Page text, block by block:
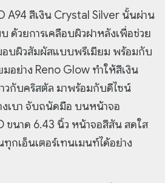
A94 สีเงิน Crystal Silver นั้นผ่าน
ด้วยการเคลือบผิวฝาหลังเพื่อช่วย
อบผิวสัมผัสแบบพรีเมียม พร้อมกับ
อย่าง Reno Glow ทำให้สีเงิน
วกับคริสตัล มาพร้อมกับดีไซน์
เบา จับถนัดมือ บนหน้าจอ
ขนาด 6.43 นิ้ว หน้าจอสีสัน สดใส
กเอ็นเตอร์เทนเมนท์ได้อย่าง